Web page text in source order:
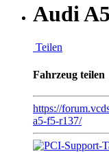
Audi
Teilen
Fahrzeug teilen
https://
a5-f5-r137/